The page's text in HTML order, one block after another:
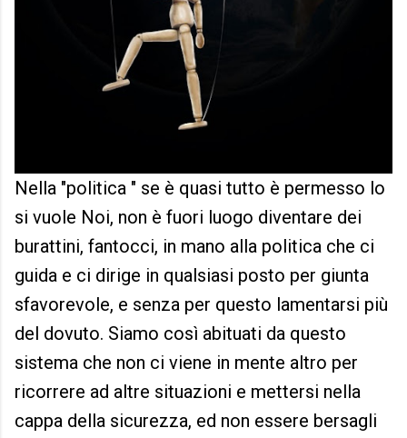
Nella "politica " se è quasi tutto è permesso lo
si vuole Noi, non è fuori luogo diventare dei
burattini, fantocci, in mano alla politica che ci
guida e ci dirige in qualsiasi posto per giunta
sfavorevole, e senza per questo lamentarsi più
del dovuto. Siamo così abituati da questo
sistema che non ci viene in mente altro per
ricorrere ad altre situazioni e mettersi nella
cappa della sicurezza, ed non essere bersagli